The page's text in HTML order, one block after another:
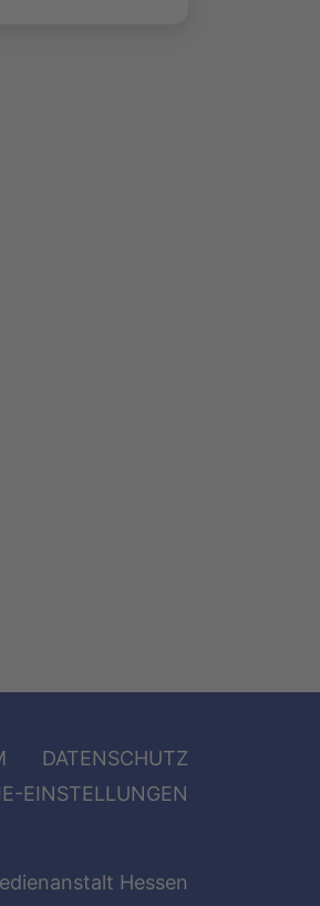
DATENSCHUTZ
EINSTELLUNGEN
Hessen